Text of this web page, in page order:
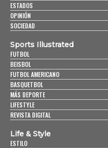
ESTADOS
OPINIÓN
SOCIEDAD
Sports Illustrated
FUTBOL
BEISBOL
FUTBOL AMERICANO
BASQUETBOL
MÁS DEPORTE
LIFESTYLE
REVISTA DIGITAL
Life & Style
ESTILO